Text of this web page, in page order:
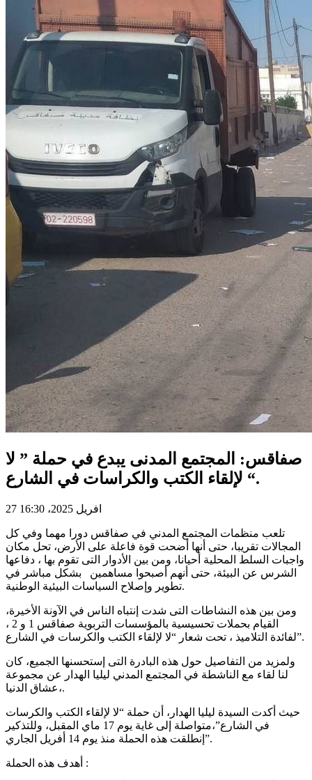
صفاقس: المجتمع المدنى يبدع في حملة ” لا
لإلقاء الكتب والكراسات في الشارع “.
27 افريل 2025، 16:30
تلعب منظمات المجتمع المدني في صفاقس دورا مهما وفي كل
المجالات تقريبا، حتى أنها أضحت قوة فاعلة على الأرض، تحل مكان
واجبات السلط المحلية أحيانا، ومن بين الأدوار التى تقوم بها ، دفاعها
الشرس عن البيئة، حتى أنهم أصبحوا مساهمين بشكل مباشر في
تطوير وإصلاح السياسات البيئية الوطنية.
ومن بين هذه النشاطات التى شدت إنتباه الناس في الآونة الأخيرة،
القيام بحملات تحسيسية بالمؤسسات التربوية صفاقس 1 و 2 ،
لفائدة التلاميذ ، تحت شعار “لا لإلقاء الكتب والكرسات في الشارع”.
ولمزيد من التفاصيل حول هذه البادرة التى إستحسنها الجميع، كان
لنا لقاء مع الناشطة في المجتمع المدني ليليا الهدار عن مجموعة
عشاق الدنيا،.
حيث أكدت السيدة ليليا الهدار، أن حملة “لا لإلقاء الكتب والكرسات
في الشارع”،متواصلة إلى غاية يوم 17 ماي المقبل، وللتذكير
إنطلقت هذه الحملة منذ يوم 14 أفريل الجاري”.
أهدف هذه الحملة :